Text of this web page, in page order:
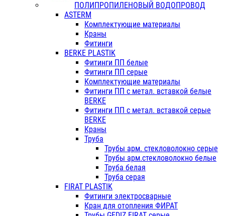
ПОЛИПРОПИЛЕНОВЫЙ ВОДОПРОВОД
ASTERM
Комплектующие материалы
Краны
Фитинги
BERKE PLASTIK
Фитинги ПП белые
Фитинги ПП серые
Комплектующие материалы
Фитинги ПП с метал. вставкой белые
BERKE
Фитинги ПП с метал. вставкой серые
BERKE
Краны
Труба
Трубы арм. стекловолокно серые
Трубы арм.стекловолокно белые
Труба белая
Труба серая
FIRAT PLASTIK
Фитинги электросварные
Кран для отопления ФИРАТ